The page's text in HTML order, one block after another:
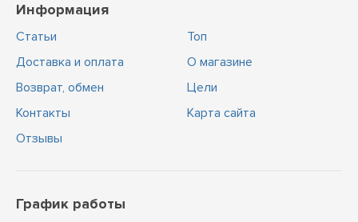
Информация
Статьи
Доставка и оплата
Возврат, обмен
Контакты
Отзывы
Топ
О магазине
Цели
Карта сайта
График работы